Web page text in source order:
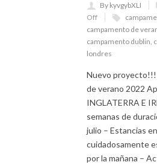
By kyvgybXLI
Off
campamento de
campamento dublin,
londres
Nuevo
de verano 2022
INGLATERRA E
semanas de
julio – Estancias
cuidadosamente
por la mañana –